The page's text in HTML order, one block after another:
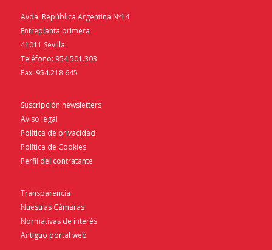
Avda. República Argentina Nº14
Entreplanta primera
41011 Sevilla.
Teléfono: 954.501.303
Fax: 954.218.645
Suscripción newsletters
Aviso legal
Política de privacidad
Política de Cookies
Perfil del contratante
Transparencia
Nuestras Cámaras
Normativas de interés
Antiguo portal web